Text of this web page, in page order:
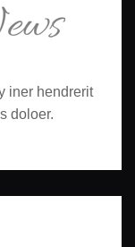
iner hendrerit
doloer.